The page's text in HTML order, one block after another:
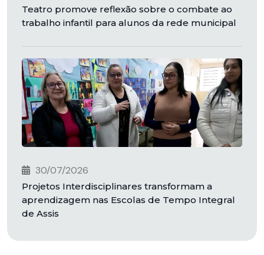
Teatro promove reflexão sobre o combate ao
trabalho infantil para alunos da rede municipal
30/07/2026
Projetos Interdisciplinares transformam a
aprendizagem nas Escolas de Tempo Integral
de Assis